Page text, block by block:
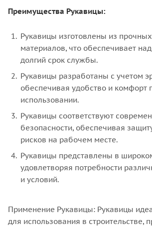
Преимущества Рукавицы:
Рукавицы изготовлены из
материалов, что обеспечивает
долгий срок службы.
Рукавицы разработаны с учетом
обеспечивая удобство и комфорт
использовании.
Рукавицы соответствуют
безопасности, обеспечивая
рисков на рабочем месте.
Рукавицы представлены в
удовлетворяя потребности
и условий.
Применение Рукавицы: Рукавицы
для использования в строительстве,